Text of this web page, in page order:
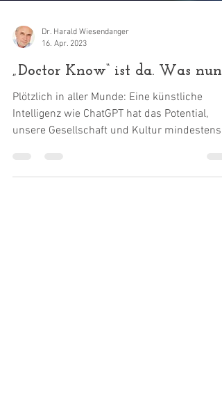
Dr. Harald Wiesendanger
16. Apr. 2023
„Doctor Know“ ist da. Was nun?
Plötzlich in aller Munde: Eine künstliche
so...